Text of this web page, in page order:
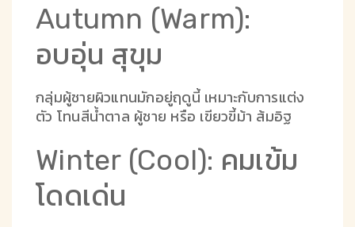
Autumn (Warm):
อบอุ่น สุขุม
กลุ่มผู้ชายผิวแทนมักอยู่ฤดูนี้ เหมาะกับการแต่ง
ตัว โทนสีน้ำตาล ผู้ชาย หรือ เขียวขี้ม้า ส้มอิฐ
Winter (Cool): คมเข้ม
โดดเด่น